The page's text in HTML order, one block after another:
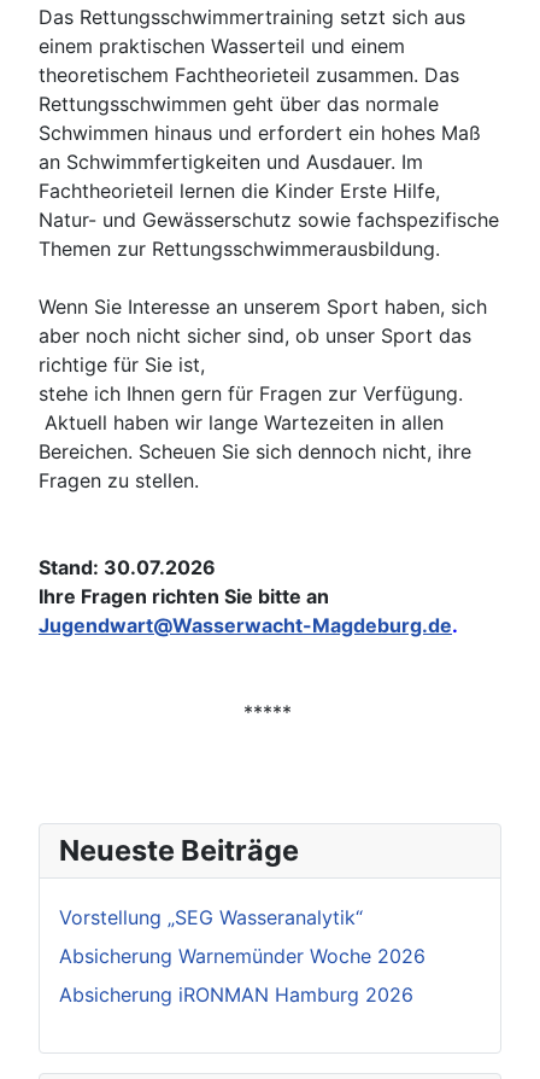
Das Rettungsschwimmertraining setzt sich aus
einem praktischen Wasserteil und einem
theoretischem Fachtheorieteil zusammen. Das
Rettungsschwimmen geht über das normale
Schwimmen hinaus und erfordert ein hohes Maß
an Schwimmfertigkeiten und Ausdauer. Im
Fachtheorieteil lernen die Kinder Erste Hilfe,
Natur- und Gewässerschutz sowie fachspezifische
Themen zur Rettungsschwimmerausbildung.
Wenn Sie Interesse an unserem Sport haben, sich
aber noch nicht sicher sind, ob unser Sport das
richtige für Sie ist,
stehe ich Ihnen gern für Fragen zur Verfügung.
Aktuell haben wir lange Wartezeiten in allen
Bereichen. Scheuen Sie sich dennoch nicht, ihre
Fragen zu stellen.
Stand: 30.07.2026
Ihre Fragen richten Sie bitte an
Jugendwart@Wasserwacht-Magdeburg.de.
*****
Neueste Beiträge
Vorstellung „SEG Wasseranalytik“
Absicherung Warnemünder Woche 2026
Absicherung iRONMAN Hamburg 2026